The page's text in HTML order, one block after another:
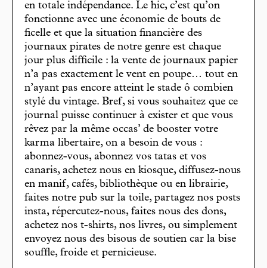
en totale indépendance. Le hic, c’est qu’on
fonctionne avec une économie de bouts de
ficelle et que la situation financière des
journaux pirates de notre genre est chaque
jour plus difficile : la vente de journaux papier
n’a pas exactement le vent en poupe… tout en
n’ayant pas encore atteint le stade ô combien
stylé du vintage. Bref, si vous souhaitez que ce
journal puisse continuer à exister et que vous
rêvez par la même occas’ de booster votre
karma libertaire, on a besoin de vous :
abonnez-vous, abonnez vos tatas et vos
canaris, achetez nous en kiosque, diffusez-nous
en manif, cafés, bibliothèque ou en librairie,
faites notre pub sur la toile, partagez nos posts
insta, répercutez-nous, faites nous des dons,
achetez nos t-shirts, nos livres, ou simplement
envoyez nous des bisous de soutien car la bise
souffle, froide et pernicieuse.